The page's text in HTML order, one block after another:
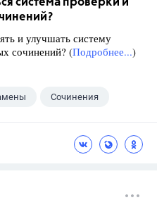
система проверки и
и улучшать систему
сочинений? (Подробнее...)
Сочинения